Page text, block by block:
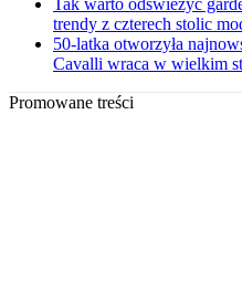
Tak warto odświeżyć
trendy z czterech stolic
50-latka otworzyła
Cavalli wraca w wielkim
Promowane treści